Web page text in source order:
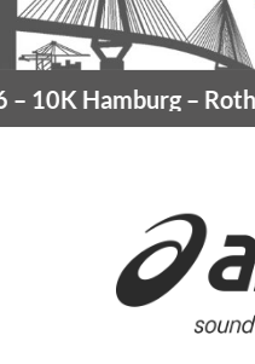
Hamburg–